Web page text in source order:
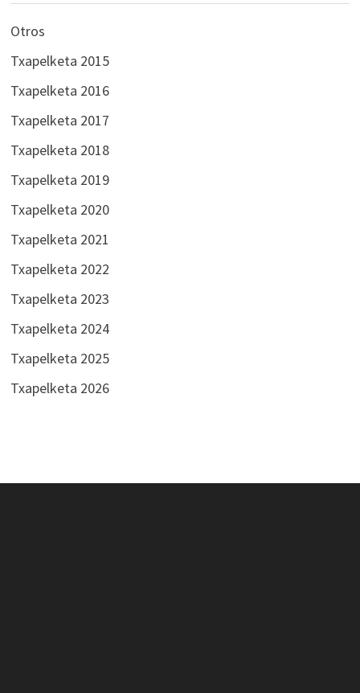
Otros
Txapelketa 2015
Txapelketa 2016
Txapelketa 2017
Txapelketa 2018
Txapelketa 2019
Txapelketa 2020
Txapelketa 2021
Txapelketa 2022
Txapelketa 2023
Txapelketa 2024
Txapelketa 2025
Txapelketa 2026